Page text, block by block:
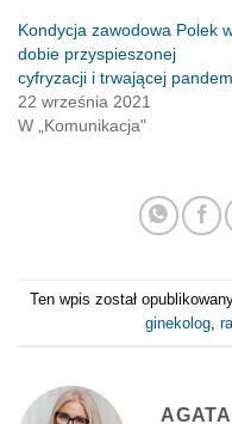
Kondycja zawodowa Polek
dobie przyspieszonej
cyfryzacji i trwającej
22 września 2021
W „Komunikacja"
Ten wpis został
ginekolog,